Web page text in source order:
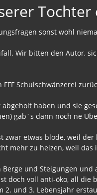
sonst wohl
Wir bitten den Autor,
Schulschwänzerei
haben und sie
gab´s dann noch ne
zwar etwas blöde, weil
mehr zu heizen, weil
und Steigungen
doch voll anti-öko, all
und 3. Lebensjahr